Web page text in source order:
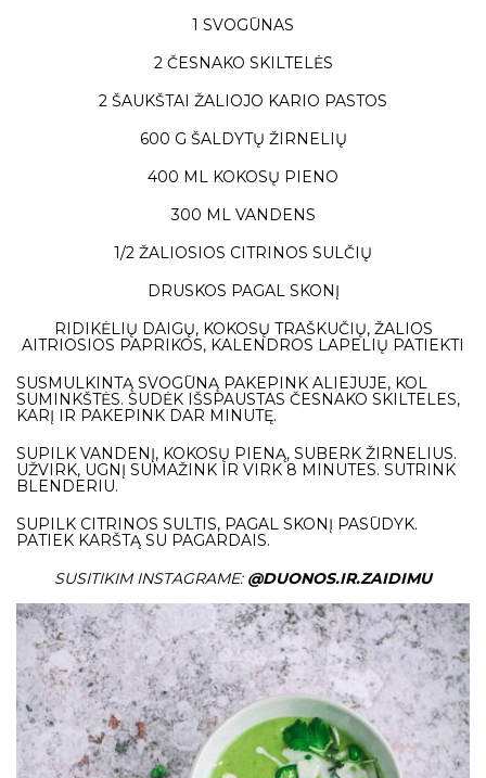
1 SVOGŪNAS
2 ČESNAKO SKILTELĖS
2 ŠAUKŠTAI ŽALIOJO KARIO PASTOS
600 G ŠALDYTŲ ŽIRNELIŲ
400 ML KOKOSŲ PIENO
300 ML VANDENS
1/2 ŽALIOSIOS CITRINOS SULČIŲ
DRUSKOS PAGAL SKONĮ
RIDIKĖLIŲ DAIGŲ, KOKOSŲ TRAŠKUČIŲ, ŽALIOS
AITRIOSIOS PAPRIKOS, KALENDROS LAPELIŲ PATIEKTI
SUSMULKINTĄ SVOGŪNĄ PAKEPINK ALIEJUJE, KOL
SUMINKŠTĖS. SUDĖK IŠSPAUSTAS ČESNAKO SKILTELES,
KARĮ IR PAKEPINK DAR MINUTĘ.
SUPILK VANDENĮ, KOKOSŲ PIENĄ, SUBERK ŽIRNELIUS.
UŽVIRK, UGNĮ SUMAŽINK IR VIRK 8 MINUTES. SUTRINK
BLENDERIU.
SUPILK CITRINOS SULTIS, PAGAL SKONĮ PASŪDYK.
PATIEK KARŠTĄ SU PAGARDAIS.
SUSITIKIM INSTAGRAME: @DUONOS.IR.ZAIDIMU